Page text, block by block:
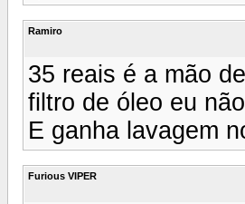
Ramiro
35 reais é a mão
filtro de óleo eu
E ganha lavagem
Furious VIPER